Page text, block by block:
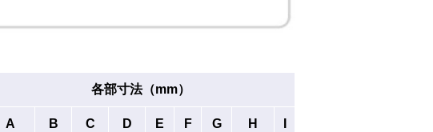
各部寸法（mm）
A B C D E F G H